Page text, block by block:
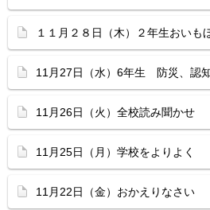
１１月２８日（木）２年生おいも
11月27日（水）6年生 防災、認
11月26日（火）全校読み聞かせ
11月25日（月）学校をよりよく
11月22日（金）おかえりなさい